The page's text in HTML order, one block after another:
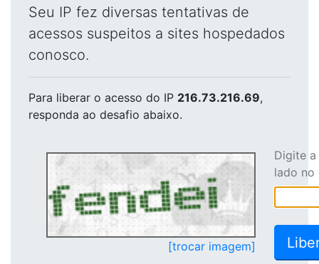
Seu IP fez diversas tentativas de
acessos suspeitos a sites hospedados
conosco.
Para liberar o acesso do IP 216.73.216.69,
responda ao desafio abaixo.
[trocar imagem]
Digite
lado no